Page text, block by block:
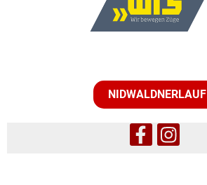
NIDWALDNERLAUF